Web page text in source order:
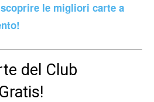
le migliori carte a
del Club